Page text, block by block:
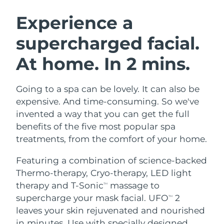
Experience a
supercharged facial.
At home. In 2 mins.
Going to a spa can be lovely. It can also be
expensive. And time-consuming. So we've
invented a way that you can get the full
benefits of the five most popular spa
treatments, from the comfort of your home.
Featuring a combination of science-backed
Thermo-therapy, Cryo-therapy, LED light
therapy and T-SonicTM
massage to
supercharge your mask facial. UFOTM
2
leaves your skin rejuvenated and nourished
Ansiktsrengöring
Anti-aging massage
LUNA™ 4 Plus
Massage, LED heating
LUNA™ 4 Men
For men, anti-aging massage
Ansiktslyft
Microcurrent toning
BEAR™ 2 go
Microcurrent toning on-the-go
BEAR™ 2 eyes & lips
Microcurrent line smoothing device
Återfuktning
UFO™ 3-paket
UFO™ 3 LED
Near-infrared and red light therapy
device
Munvård
issa™ 4
issa™ 4 plus
Smart hybrid silicone sonic toothbrush
Anti-aging LED-behandlingar
NEW
Österrike
Bahrain Förväntad leverans8/10/26
Belgien Förväntad leverans
Bermuda Förväntad leverans8/15/26
Bosnien och
Hercegovina
Förväntad leverans
Brunei Förväntad leverans 8/14/26
Bulgarien
Kanada Förväntad leverans
Chile Förväntad leverans8/13/26